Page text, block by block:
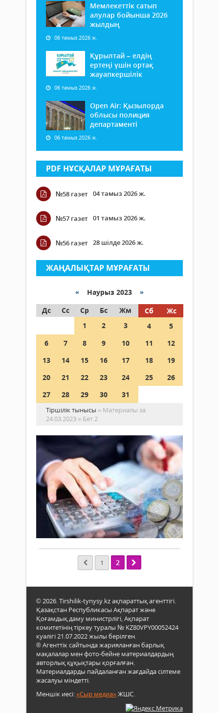
Мемлекеттік сатып
алулар бойынша 2026
жылдың
06 тамыз 2026 ж.
Құрылтай – елдің
ертеңі үшін ортақ
жауапкершілік
06 тамыз 2026 ж.
Open Air: Қызылорда
облысы полиция
департаменті
06 тамыз 2026 ж.
PDF НҰСҚАЛАР МҰРАҒАТЫ
№58 газет 04 тамыз 2026 ж.
№57 газет 01 тамыз 2026 ж.
№56 газет 28 шілде 2026 ж.
ЖАҢАЛЫҚТАР МҰРАҒАТЫ
« Наурыз 2023 »
Дс
Сс Ср Бс Жм Сб
Жс
1
2 3 4
5
6
7 8 9 10 11
12
13
14 15 16 17 18
19
20
21 22 23 24 25
26
27
28 29 30 31
Тіршілік тынысы » Материалы за
24.03.2023 » Бет 2
Экономика
24
наурыз
2023 ж.
530
0
Толығырақ
1 2
© 2026. Tirshilik-tynysy.kz ақпараттық агенттігі.
Қазақстан Республикасы Ақпарат және
Қоғамдық даму министрлігі, Ақпарат
комитетінің тіркеу туралы № KZ80VPY00052424
куәлігі 21.07.2022 жылы берілген.
® Агенттік сайтында жарияланған барлық
мақалалар мен фото-бейне материалдардың
авторлық құқықтары қорғалған.
Материалдарды пайдаланған жағдайда сілтеме
жасалуы міндетті.
Меншік иесі:«Сыр медиа»ЖШС.